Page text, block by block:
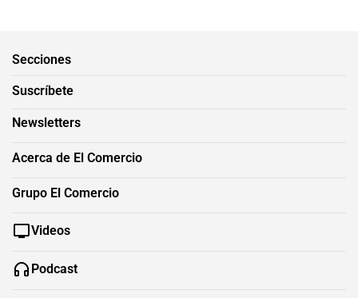
Secciones
Suscríbete
Newsletters
Acerca de El Comercio
Grupo El Comercio
Videos
Podcast